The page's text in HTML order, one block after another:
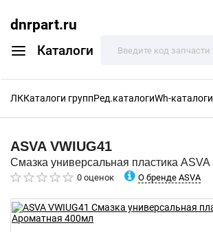
dnrpart.ru
Каталоги
ЛККаталоги группРед.каталогиWh-каталоги
ASVA VWIUG41
Смазка универсальная пластика
0 оценок О бренде ASVA